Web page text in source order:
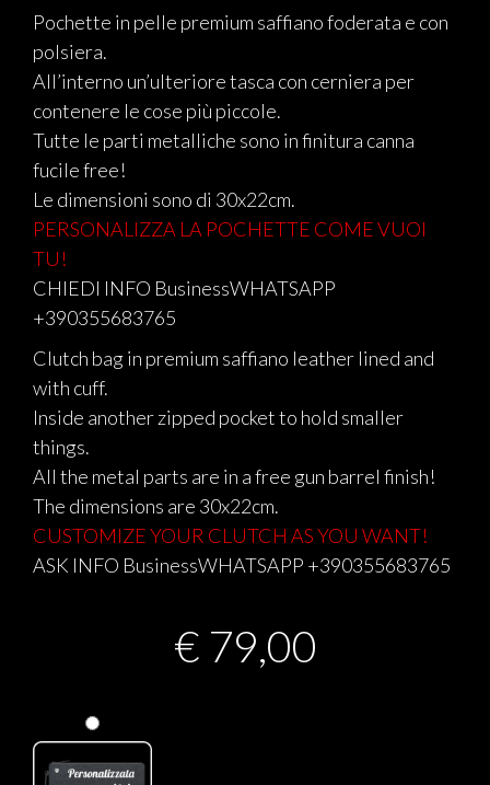
Pochette in pelle premium saffiano foderata e con
polsiera.
All’interno un’ulteriore tasca con cerniera per
contenere le cose più piccole.
Tutte le parti metalliche sono in finitura canna
fucile free!
Le dimensioni sono di 30x22cm.
PERSONALIZZA LA POCHETTE COME VUOI
TU!
CHIEDI INFO BusinessWHATSAPP
+390355683765
Clutch bag in premium saffiano leather lined and
with cuff.
Inside another zipped pocket to hold smaller
things.
All the metal parts are in a free gun barrel finish!
The dimensions are 30x22cm.
CUSTOMIZE YOUR CLUTCH AS YOU WANT!
ASK INFO BusinessWHATSAPP +390355683765
€79,00